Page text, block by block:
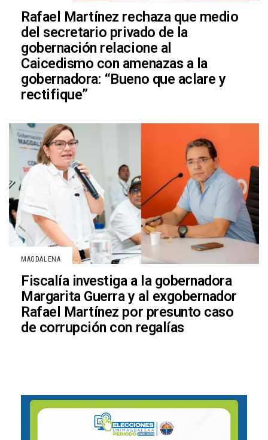
Rafael Martínez rechaza que medio
del secretario privado de la
gobernación relacione al
Caicedismo con amenazas a la
gobernadora: “Bueno que aclare y
rectifique”
MAGDALENA
Fiscalía investiga a la gobernadora
Margarita Guerra y al exgobernador
Rafael Martínez por presunto caso
de corrupción con regalías